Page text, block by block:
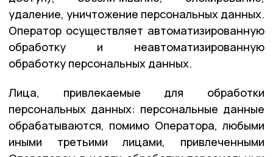
удаление, уничтожение персональных данных.
Оператор осуществляет автоматизированную
обработку и неавтоматизированную
обработку персональных данных.
Лица, привлекаемые для обработки
персональных данных: персональные данные
обрабатываются, помимо Оператора, любыми
иными третьими лицами, привлеченными